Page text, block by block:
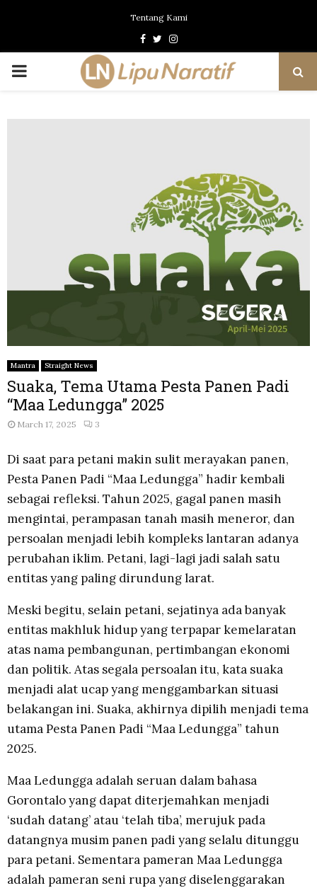
Tentang Kami
Facebook
TwitterInstagram
PRIMARY
Mantra Straight News
Suaka, Tema Utama Pesta Panen Padi
“Maa Ledungga” 2025
March 17, 2025 3
Di saat para petani makin sulit merayakan panen,
Pesta Panen Padi “Maa Ledungga” hadir kembali
sebagai refleksi. Tahun 2025, gagal panen masih
mengintai, perampasan tanah masih meneror, dan
persoalan menjadi lebih kompleks lantaran adanya
perubahan iklim. Petani, lagi-lagi jadi salah satu
entitas yang paling dirundung larat.
Meski begitu, selain petani, sejatinya ada banyak
entitas makhluk hidup yang terpapar kemelaratan
atas nama pembangunan, pertimbangan ekonomi
dan politik. Atas segala persoalan itu, kata suaka
menjadi alat ucap yang menggambarkan situasi
belakangan ini. Suaka, akhirnya dipilih menjadi tema
utama Pesta Panen Padi “Maa Ledungga” tahun
2025.
Maa Ledungga adalah seruan dalam bahasa
Gorontalo yang dapat diterjemahkan menjadi
‘sudah datang’ atau ‘telah tiba’, merujuk pada
datangnya musim panen padi yang selalu ditunggu
para petani. Sementara pameran Maa Ledungga
adalah pameran seni rupa yang diselenggarakan